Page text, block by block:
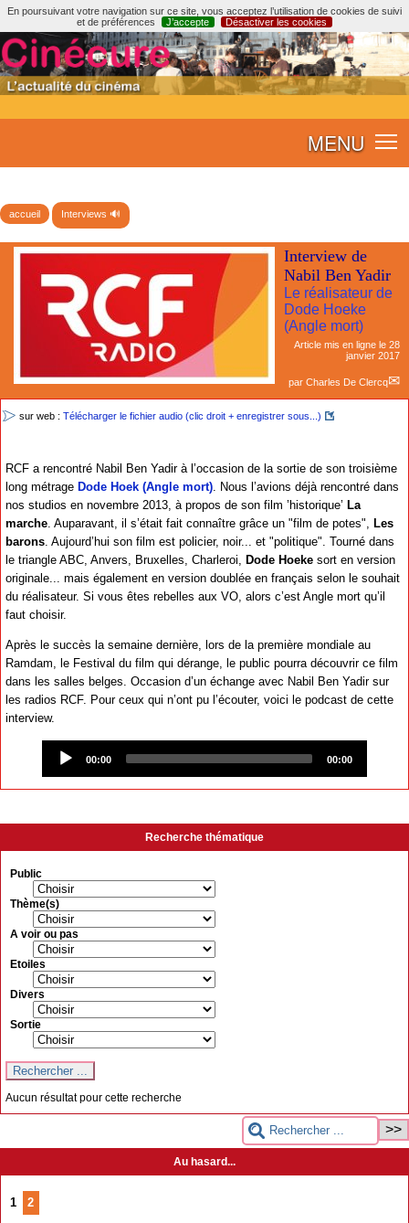
En poursuivant votre navigation sur ce site, vous acceptez l’utilisation de cookies de suivi
et de préférences
J’accepte Désactiver les cookies
MENU
accueil Interviews 🔊
Interview de
Nabil Ben Yadir
Le réalisateur de
Dode Hoeke
(Angle mort)
Article mis en ligne le 28
janvier 2017
par Charles De Clercq
sur web : Télécharger le fichier audio (clic droit + enregistrer sous...)
RCF a rencontré Nabil Ben Yadir à l’occasion de la sortie de son troisième
long métrage Dode Hoek (Angle mort) . Nous l’avions déjà rencontré dans
nos studios en novembre 2013, à propos de son film ’historique’ La
marche . Auparavant, il s’était fait connaître grâce un "film de potes",
Les
barons . Aujourd’hui son film est policier, noir... et "politique". Tourné dans
le triangle ABC, Anvers, Bruxelles, Charleroi,
Dode Hoeke sort en version
originale... mais également en version doublée en français selon le souhait
du réalisateur. Si vous êtes rebelles aux VO, alors c’est Angle mort qu’il
faut choisir.
Après le succès la semaine dernière, lors de la première mondiale au
Ramdam, le Festival du film qui dérange, le public pourra découvrir ce film
dans les salles belges. Occasion d’un échange avec Nabil Ben Yadir sur
les radios RCF. Pour ceux qui n’ont pu l’écouter, voici le podcast de cette
interview.
00:00 00:00
Recherche thématique
Public
Thème(s)
A voir ou pas
Etoiles
Divers
Sortie
Aucun résultat pour cette recherche
Au hasard...
1 2